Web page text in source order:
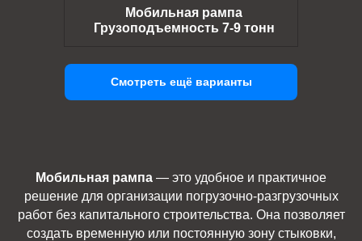
Мобильная рампа
Грузоподъемность 7-9 тонн
Смотреть ещё варианты
Мобильная рампа — это удобное и практичное
решение для организации погрузочно-разгрузочных
работ без капитального строительства. Она позволяет
создать временную или постоянную зону стыковки,